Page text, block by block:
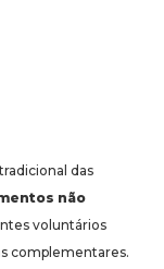
das
não
voluntários
complementares.